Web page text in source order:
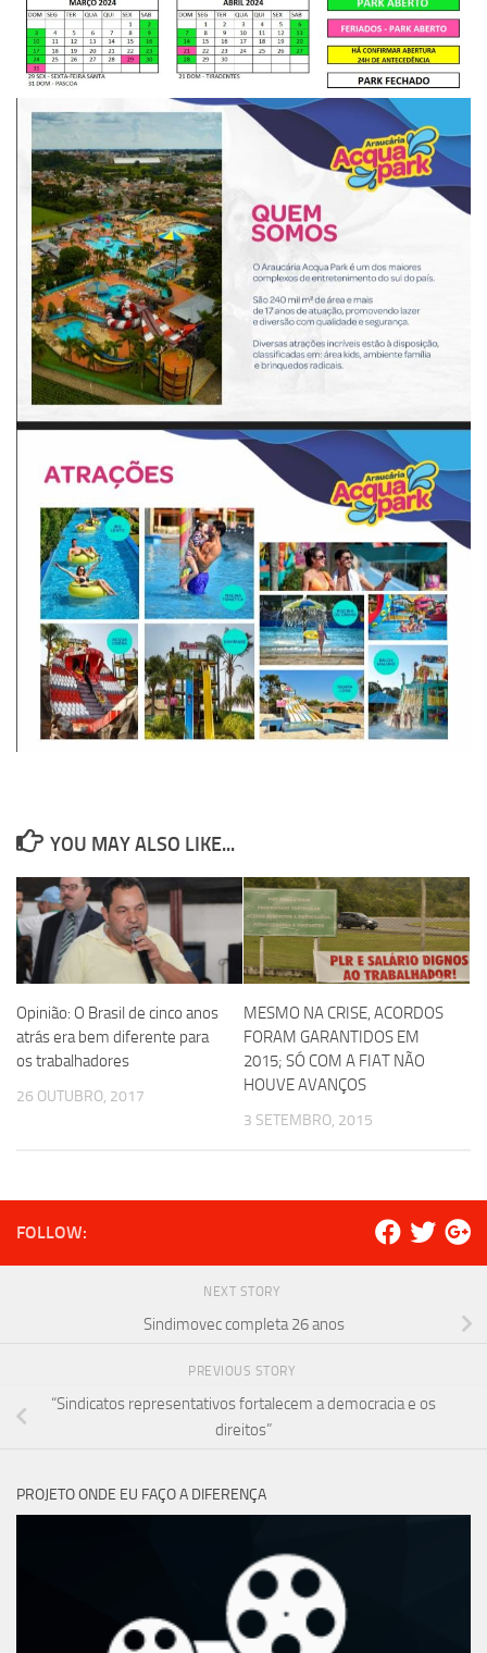
YOU MAY ALSO LIKE...
Opinião: O Brasil de cinco anos
atrás era bem diferente para
os trabalhadores
26 OUTUBRO, 2017
MESMO NA CRISE, ACORDOS
FORAM GARANTIDOS EM
2015; SÓ COM A FIAT NÃO
HOUVE AVANÇOS
3 SETEMBRO, 2015
FOLLOW:
NEXT STORY
Sindimovec completa 26 anos
PREVIOUS STORY
“Sindicatos representativos fortalecem a democracia e os
direitos”
PROJETO ONDE EU FAÇO A DIFERENÇA